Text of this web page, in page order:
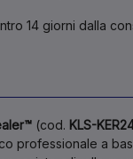
14 giorni dalla
(cod. KLS-
professionale a